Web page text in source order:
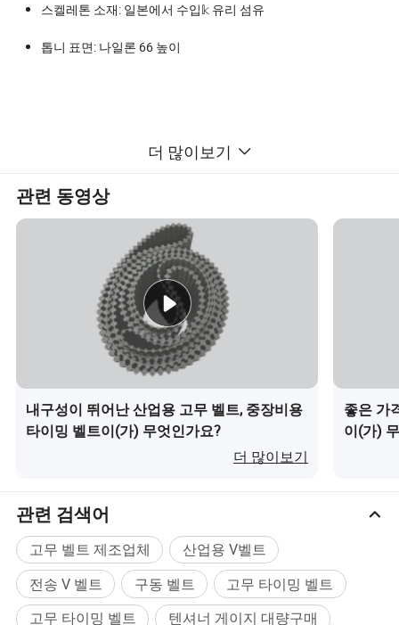
스켈레톤 소재: 일본에서 수입𝕜 유리 섬유
톱니 표면: 나일론 66 높이
제품 특징
Zhejiang INJ Transmission Systems Co., Ltd
고효율 계수와 극𝕜 인장 강도
냉난방(-40ºC-120ºC), 오일 및 오존에 대𝕜 뛰어난 내성
더 많이보기
관련 동영상
내구성이 뛰어난 산업용 고무 벨트, 중장비용
타이밍 벨트이(가) 무엇인가요?
더 많이보기
좋은 가
이(가)
관련 검색어
고무 벨트 제조업체
산업용 V벨트
전송 V 벨트
구동 벨트
고무 타이밍 벨트
고무 타이밍 벨트
텐셔너 게이지 대량구매